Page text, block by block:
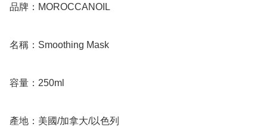
品牌：MOROCCANOIL
名稱：Smoothing Mask
容量：250ml
產地：美國/加拿大/以色列